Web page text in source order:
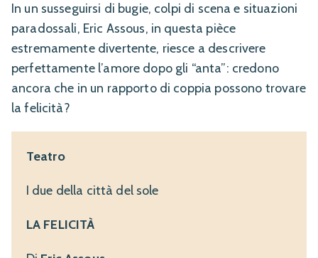
In un susseguirsi di bugie, colpi di scena e situazioni
paradossali, Eric Assous, in questa pièce
estremamente divertente, riesce a descrivere
perfettamente l’amore dopo gli “anta”: credono
ancora che in un rapporto di coppia possono trovare
la felicità?
Teatro
I due della città del sole
LA FELICITÀ